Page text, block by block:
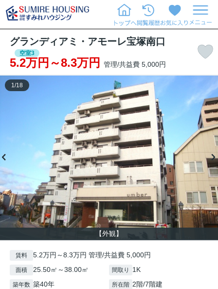
グランディアミ・アモーレ宝塚南口
空室3
5.2万円～8.3万円 管理/共益費 5,000円
【外観】
1 /18
賃料 5.2万円～8.3万円 管理/共益費 5,000円
面積 25.50㎡～38.00㎡ 間取り 1K
築年数 築40年 所在階 2階/7階建